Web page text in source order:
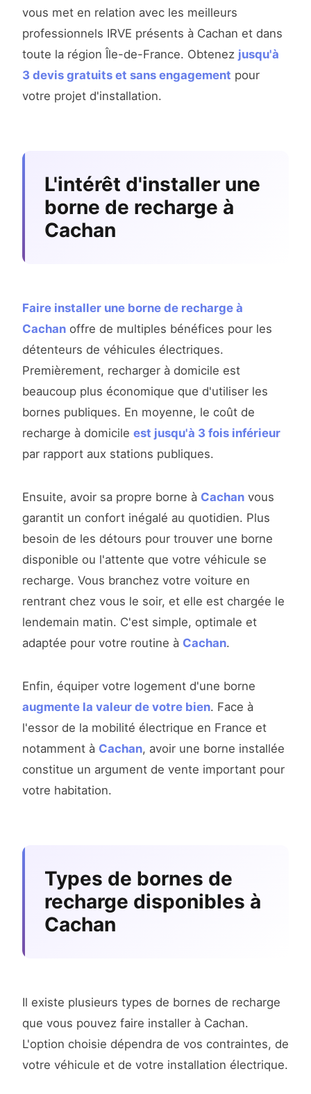
vous met en relation avec les meilleurs
professionnels IRVE présents à Cachan et dans
toute la région Île-de-France. Obtenez jusqu'à
3 devis gratuits et sans engagement pour
votre projet d'installation.
L'intérêt d'installer une
borne de recharge à
Cachan
Faire installer une borne de recharge à
Cachan offre de multiples bénéfices pour les
détenteurs de véhicules électriques.
Premièrement, recharger à domicile est
beaucoup plus économique que d'utiliser les
bornes publiques. En moyenne, le coût de
recharge à domicile est jusqu'à 3 fois inférieur
par rapport aux stations publiques.
Ensuite, avoir sa propre borne à Cachan vous
garantit un confort inégalé au quotidien. Plus
besoin de les détours pour trouver une borne
disponible ou l'attente que votre véhicule se
recharge. Vous branchez votre voiture en
rentrant chez vous le soir, et elle est chargée le
lendemain matin. C'est simple, optimale et
adaptée pour votre routine à Cachan.
Enfin, équiper votre logement d'une borne
augmente la valeur de votre bien. Face à
l'essor de la mobilité électrique en France et
notamment à Cachan, avoir une borne installée
constitue un argument de vente important pour
votre habitation.
Types de bornes de
recharge disponibles à
Cachan
Il existe plusieurs types de bornes de recharge
que vous pouvez faire installer à Cachan.
L'option choisie dépendra de vos contraintes, de
votre véhicule et de votre installation électrique.